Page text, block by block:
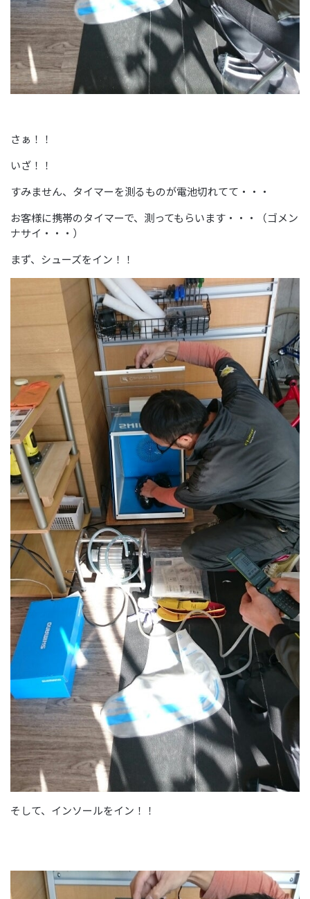
さぁ！！
いざ！！
すみません、タイマーを測るものが電池切れてて・・・
お客様に携帯のタイマーで、測ってもらいます・・・（ゴメン
ナサイ・・・）
まず、シューズをイン！！
そして、インソールをイン！！